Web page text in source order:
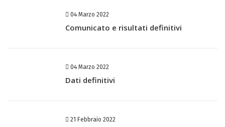
04 Marzo 2022
Comunicato e risultati definitivi
04 Marzo 2022
Dati definitivi
21 Febbraio 2022